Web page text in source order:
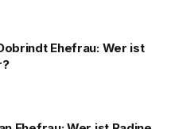
Ehefrau: Wer ist